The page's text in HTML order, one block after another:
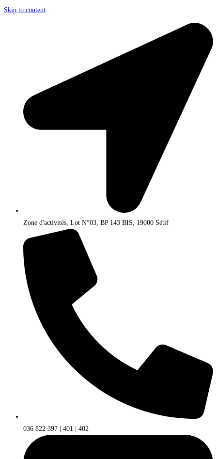
Skip to content
Zone d'activités, Lot N°03, BP 143 BIS, 19000 Sétif
036 822 397 | 401 | 402